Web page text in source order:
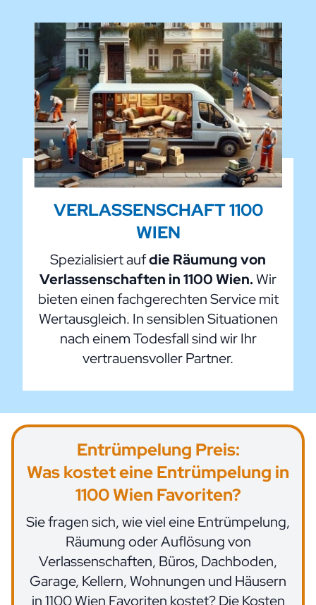
VERLASSENSCHAFT 1100
WIEN
Spezialisiert aufdie Räumung von
Verlassenschaften in 1100 Wien.Wir
bieten einen fachgerechten Service mit
Wertausgleich. In sensiblen Situationen
nach einem Todesfall sind wir Ihr
vertrauensvoller Partner.
Entrümpelung Preis:
Was kostet eine Entrümpelung in
1100 Wien Favoriten?
Sie fragen sich, wie viel eine Entrümpelung,
Räumungoder Auflösung von
Verlassenschaften, Büros, Dachboden,
Garage, Kellern, Wohnungen und Häusern
in 1100 Wien Favoriten kostet? Die Kosten